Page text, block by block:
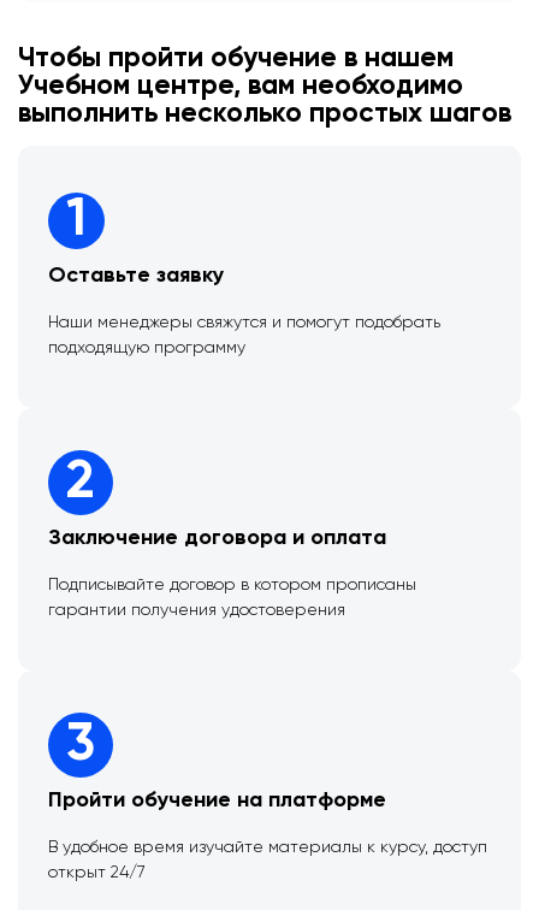
Чтобы пройти обучение в нашем
Учебном центре, вам необходимо
выполнить несколько простых шагов
1
Оставьте заявку
Наши менеджеры свяжутся и помогут подобрать
подходящую программу
2
Заключение договора и оплата
Подписывайте договор в котором прописаны
гарантии получения удостоверения
3
Пройти обучение на платформе
В удобное время изучайте материалы к курсу, доступ
открыт 24/7